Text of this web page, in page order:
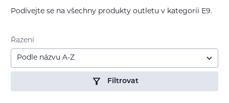
Podívejte se na všechny produkty outletu v kategorii E9.
Řazení
Podle názvu A-Z
Filtrovat